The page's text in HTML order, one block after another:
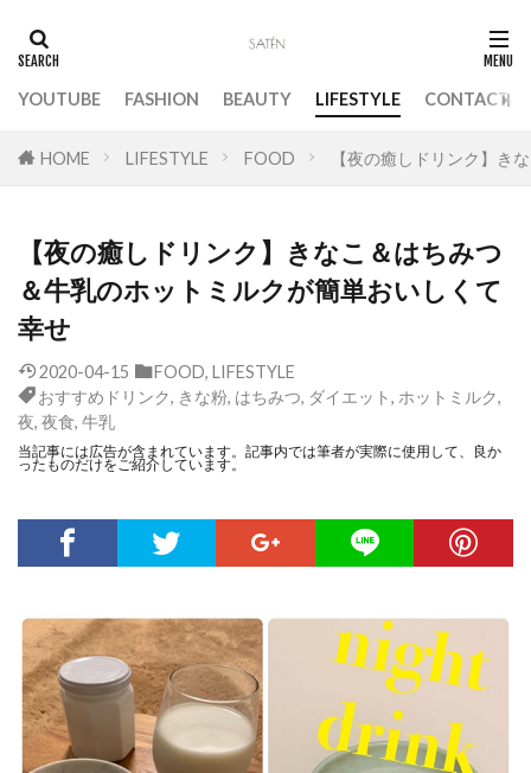
YOUTUBE FASHION BEAUTY LIFESTYLE CONTACT/
HOME LIFESTYLE FOOD 【夜の癒しドリンク】き
【夜の癒しドリンク】きなこ＆はちみつ
＆牛乳のホットミルクが簡単おいしくて
幸せ
2020-04-15 FOOD, LIFESTYLE
おすすめドリンク, きな粉, はちみつ, ダイエット, ホットミルク,
夜, 夜食, 牛乳
当記事には広告が含まれています。記事内では筆者が実際に使用して、良か
ったものだけをご紹介しています。